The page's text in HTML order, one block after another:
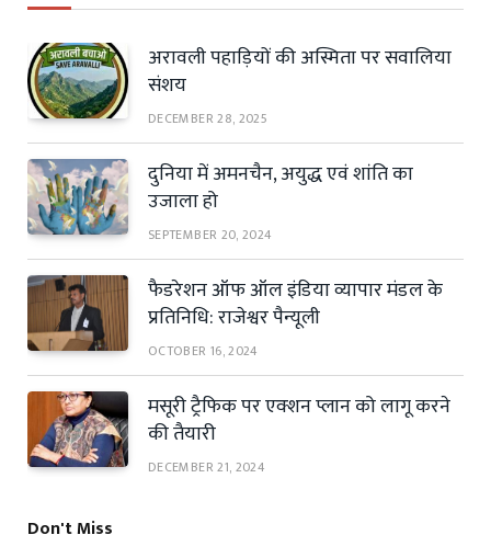
अरावली पहाड़ियों की अस्मिता पर सवालिया
संशय
DECEMBER 28, 2025
दुनिया में अमनचैन, अयुद्ध एवं शांति का
उजाला हो
SEPTEMBER 20, 2024
फैडरेशन ऑफ ऑल इंडिया व्यापार मंडल के
प्रतिनिधि: राजेश्वर पैन्यूली
OCTOBER 16, 2024
मसूरी ट्रैफिक पर एक्शन प्लान को लागू करने
की तैयारी
DECEMBER 21, 2024
Don't Miss